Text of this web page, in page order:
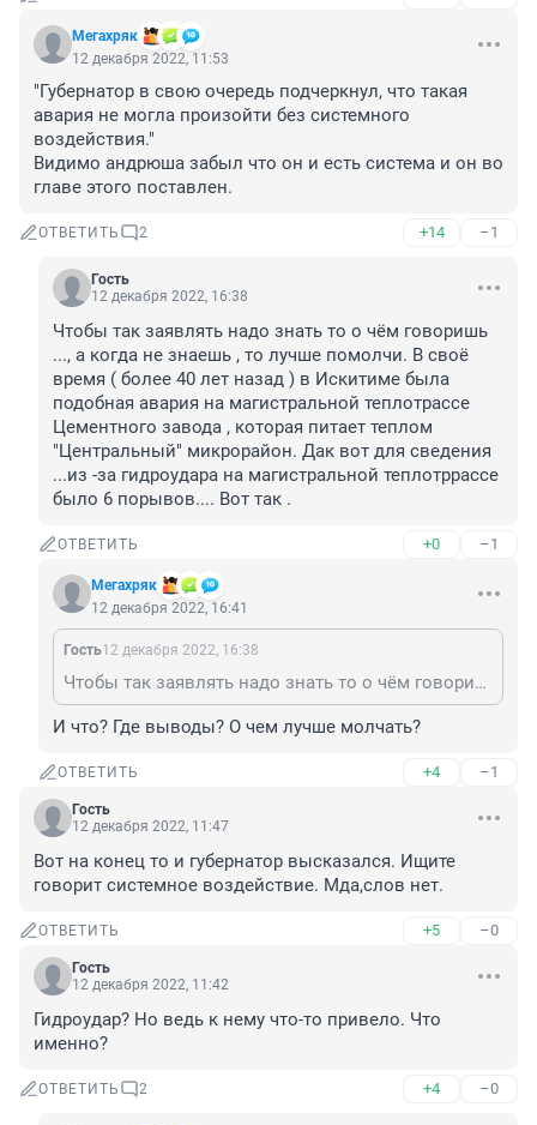
Мегахряк
12 декабря 2022, 11:53
"Губернатор в свою очередь подчеркнул, что такая
авария не могла произойти без системного
воздействия."
Видимо андрюша забыл что он и есть система и он во
главе этого поставлен.
ОТВЕТИТЬ 2 +14 –1
Гость
12 декабря 2022, 16:38
Чтобы так заявлять надо знать то о чём говоришь
..., а когда не знаешь , то лучше помолчи. В своё
время ( более 40 лет назад ) в Искитиме была
подобная авария на магистральной теплотрассе
Цементного завода , которая питает теплом
"Центральный" микрорайон. Дак вот для сведения
...из -за гидроудара на магистральной теплотррассе
было 6 порывов.... Вот так .
ОТВЕТИТЬ +0 –1
Мегахряк
12 декабря 2022, 16:41
Гость12 декабря 2022, 16:38
Чтобы так заявлять надо знать то о чём говоришь ..., а когда не знаешь , то лучше помолчи. В своё время ( более 40 лет назад ) в Искитиме была подобная авария на магистральной теплотрассе Цементного завода , которая питает теплом "Центральный" микрорайон. Дак вот для сведения ...из -за гидроудара на магистральной теплотррассе было 6 порывов.... Вот так .
И что? Где выводы? О чем лучше молчать?
ОТВЕТИТЬ +4 –1
Гость
12 декабря 2022, 11:47
Вот на конец то и губернатор высказался. Ищите
говорит системное воздействие. Мда,слов нет.
ОТВЕТИТЬ +5 –0
Гость
12 декабря 2022, 11:42
Гидроудар? Но ведь к нему что-то привело. Что
именно?
ОТВЕТИТЬ 2 +4 –0